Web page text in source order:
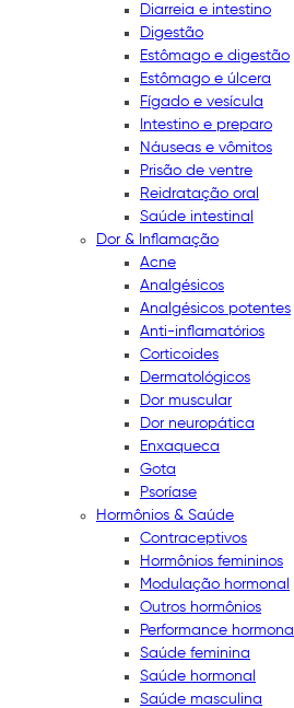
Diarreia e intestino
Digestão
Estômago e digestão
Estômago e úlcera
Fígado e vesícula
Intestino e preparo
Náuseas e vômitos
Prisão de ventre
Reidratação oral
Saúde intestinal
Dor & Inflamação
Acne
Analgésicos
Analgésicos potentes
Anti-inflamatórios
Corticoides
Dermatológicos
Dor muscular
Dor neuropática
Enxaqueca
Gota
Psoríase
Hormônios & Saúde
Contraceptivos
Hormônios femininos
Modulação hormonal
Outros hormônios
Performance hormonal
Saúde feminina
Saúde hormonal
Saúde masculina